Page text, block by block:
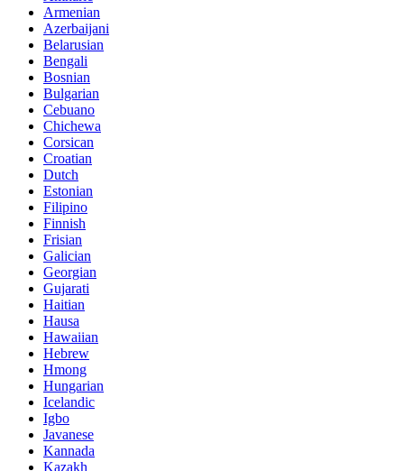
Armenian
Azerbaijani
Belarusian
Bengali
Bosnian
Bulgarian
Cebuano
Chichewa
Corsican
Croatian
Dutch
Estonian
Filipino
Finnish
Frisian
Galician
Georgian
Gujarati
Haitian
Hausa
Hawaiian
Hebrew
Hmong
Hungarian
Icelandic
Igbo
Javanese
Kannada
Kazakh